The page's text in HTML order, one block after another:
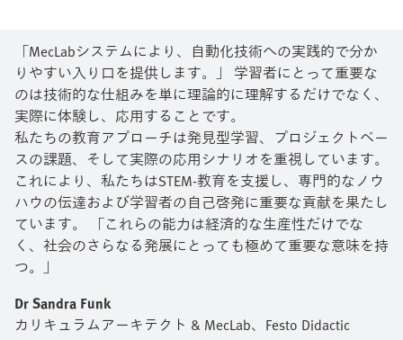
「MecLabシステムにより、自動化技術への実践的で分か
りやすい入り口を提供します。」 学習者にとって重要な
のは技術的な仕組みを単に理論的に理解するだけでなく、
実際に体験し、応用することです。
私たちの教育アプローチは発見型学習、プロジェクトベー
スの課題、そして実際の応用シナリオを重視しています。
これにより、私たちはSTEM‑教育を支援し、専門的なノウ
ハウの伝達および学習者の自己啓発に重要な貢献を果たし
ています。 「これらの能力は経済的な生産性だけでな
く、社会のさらなる発展にとっても極めて重要な意味を持
つ。」
Dr Sandra Funk
カリキュラムアーキテクト & MecLab​、Festo Didactic